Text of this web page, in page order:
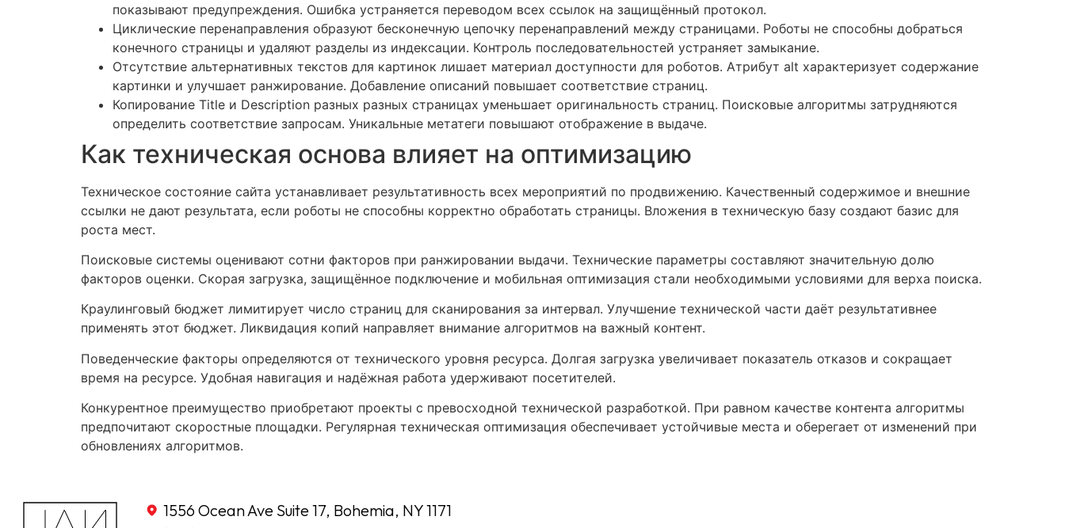
показывают предупреждения. Ошибка устраняется переводом всех ссылок на защищённый протокол.
Циклические перенаправления образуют бесконечную цепочку перенаправлений между страницами. Роботы не способны добраться
конечного страницы и удаляют разделы из индексации. Контроль последовательностей устраняет замыкание.
Отсутствие альтернативных текстов для картинок лишает материал доступности для роботов. Атрибут alt характеризует содержание
картинки и улучшает ранжирование. Добавление описаний повышает соответствие страниц.
Копирование Title и Description разных разных страницах уменьшает оригинальность страниц. Поисковые алгоритмы затрудняются
определить соответствие запросам. Уникальные метатеги повышают отображение в выдаче.
Как техническая основа влияет на оптимизацию
Техническое состояние сайта устанавливает результативность всех мероприятий по продвижению. Качественный содержимое и внешние
ссылки не дают результата, если роботы не способны корректно обработать страницы. Вложения в техническую базу создают базис для
роста мест.
Поисковые системы оценивают сотни факторов при ранжировании выдачи. Технические параметры составляют значительную долю
факторов оценки. Скорая загрузка, защищённое подключение и мобильная оптимизация стали необходимыми условиями для верха поиска.
Краулинговый бюджет лимитирует число страниц для сканирования за интервал. Улучшение технической части даёт результативнее
применять этот бюджет. Ликвидация копий направляет внимание алгоритмов на важный контент.
Поведенческие факторы определяются от технического уровня ресурса. Долгая загрузка увеличивает показатель отказов и сокращает
время на ресурсе. Удобная навигация и надёжная работа удерживают посетителей.
Конкурентное преимущество приобретают проекты с превосходной технической разработкой. При равном качестве контента алгоритмы
предпочитают скоростные площадки. Регулярная техническая оптимизация обеспечивает устойчивые места и оберегает от изменений при
обновлениях алгоритмов.
1556 Ocean Ave Suite 17, Bohemia, NY 1171